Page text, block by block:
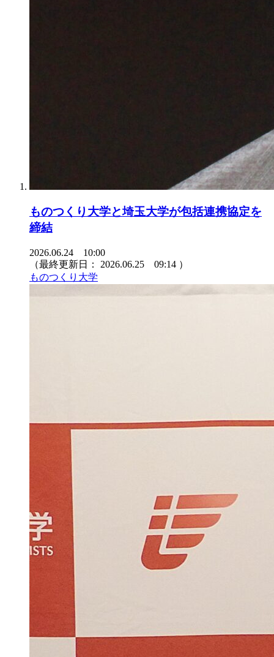
ものつくり大学と埼玉大学が包括連携協定を
締結
2026.06.24 10:00
（最終更新日： 2026.06.25 09:14 ）
ものつくり大学